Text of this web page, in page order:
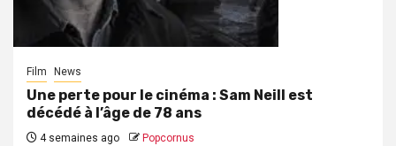
Film News
Une perte pour le cinéma : Sam Neill est
décédé à l’âge de 78 ans
4 semaines ago Popcornus